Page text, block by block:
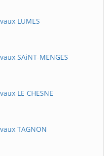
LUMES
SAiNT-MENGES
LE CHESNE
TAGNON